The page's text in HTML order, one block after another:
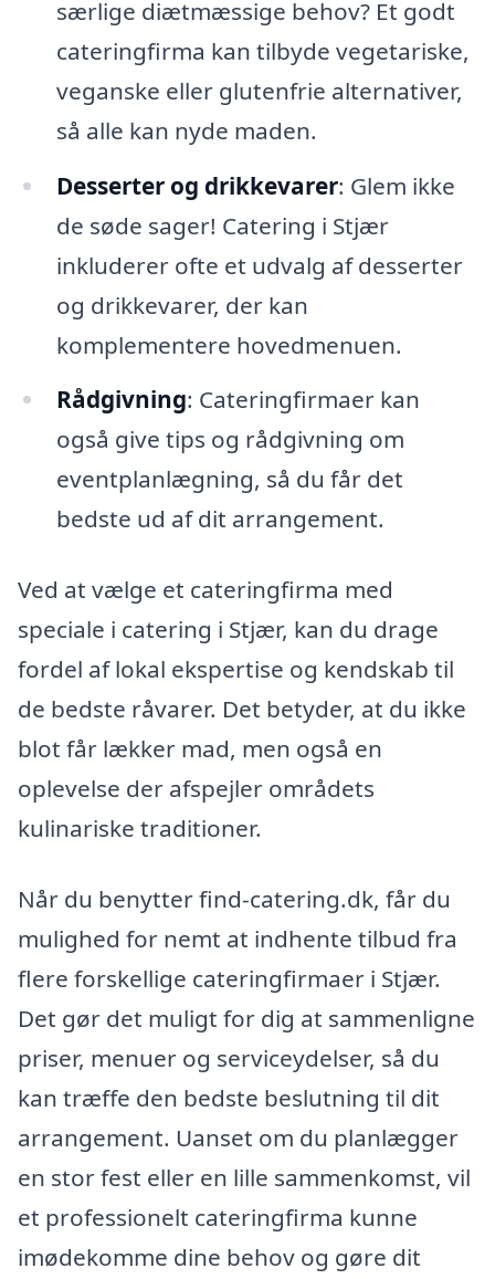
særlige diætmæssige behov? Et godt
cateringfirma kan tilbyde vegetariske,
veganske eller glutenfrie alternativer,
så alle kan nyde maden.
Desserter og drikkevarer: Glem ikke
de søde sager! Catering i Stjær
inkluderer ofte et udvalg af desserter
og drikkevarer, der kan
komplementere hovedmenuen.
Rådgivning: Cateringfirmaer kan
også give tips og rådgivning om
eventplanlægning, så du får det
bedste ud af dit arrangement.
Ved at vælge et cateringfirma med
speciale i catering i Stjær, kan du drage
fordel af lokal ekspertise og kendskab til
de bedste råvarer. Det betyder, at du ikke
blot får lækker mad, men også en
oplevelse der afspejler områdets
kulinariske traditioner.
Når du benytter find-catering.dk, får du
mulighed for nemt at indhente tilbud fra
flere forskellige cateringfirmaer i Stjær.
Det gør det muligt for dig at sammenligne
priser, menuer og serviceydelser, så du
kan træffe den bedste beslutning til dit
arrangement. Uanset om du planlægger
en stor fest eller en lille sammenkomst, vil
et professionelt cateringfirma kunne
imødekomme dine behov og gøre dit